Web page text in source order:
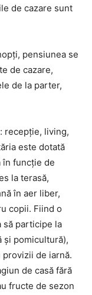
de cazare sunt
pensiunea se
de cazare,
de la parter,
recepţie, living,
este dotată
în funcţie de
la terasă,
în aer liber,
copii. Fiind o
să participe la
şi pomicultură),
provizii de iarnă.
de casă fără
fructe de sezon